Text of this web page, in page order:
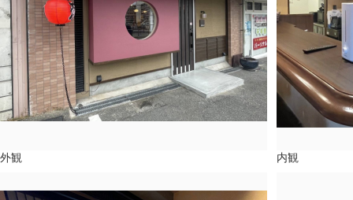
外観 内観